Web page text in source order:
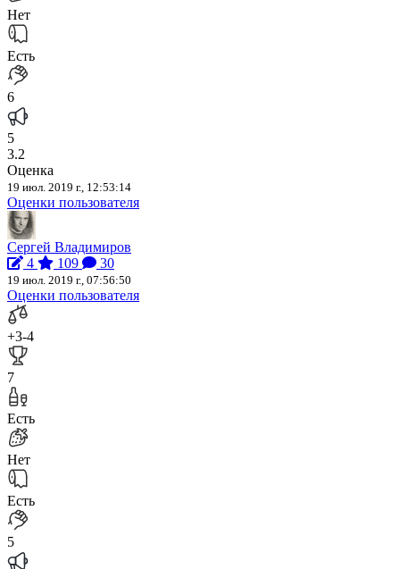
Нет
Есть
6
5
3.2
Оценка
19 июл. 2019 г., 12:53:14
Оценки пользователя
Сергей Владимиров
4
109 30
19 июл. 2019 г., 07:56:50
Оценки пользователя
+3-4
7
Есть
Нет
Есть
5